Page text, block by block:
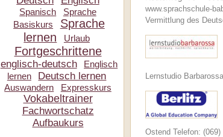
Spanisch
Sprache
Basiskurs
Sprache
lernen
Urlaub
Fortgeschrittene
englisch-deutsch
Englisch
lernen
Deutsch lernen
Auswandern Expresskurs
Vokabeltrainer
Fachwortschatz
Aufbaukurs
Vermittlung des
Lernstudio
Ostend Telefon: